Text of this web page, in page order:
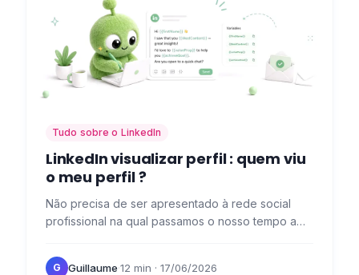
Tudo sobre o LinkedIn
LinkedIn visualizar perfil : quem viu
o meu perfil ?
Não precisa de ser apresentado à rede social
profissional na qual passamos o nosso tempo a
mas não sabe como…
G Guillaume·12 min · 17/06/2026